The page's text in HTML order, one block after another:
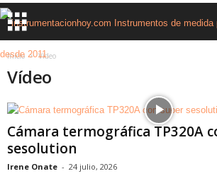
Inicio Vídeo
Vídeo
Cámara termográfica TP320A
sesolution
Irene Onate - 24 julio, 2026